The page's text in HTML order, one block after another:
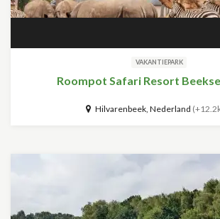
VAKANTIEPARK
Roompot Safari Resort
Hilvarenbeek, Nederland